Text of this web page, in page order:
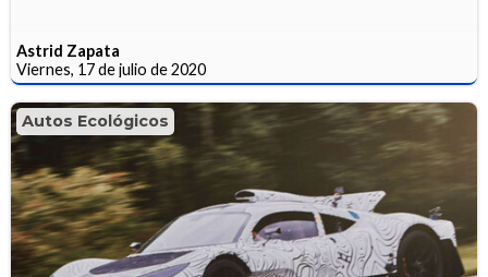
Astrid Zapata
Viernes, 17 de julio de 2020
Autos Ecológicos